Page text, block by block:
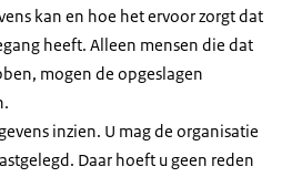
kan en hoe het ervoor zorgt dat
heeft. Alleen mensen die dat
mogen de opgeslagen
inzien. U mag de organisatie
Daar hoeft u geen reden